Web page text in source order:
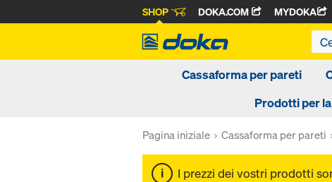
SHOP DOKA.COM MYDOKA
Cassaforma per pareti
Prodotti per
Pagina iniziale Cassaforma per pareti
I prezzi dei vostri prodotti